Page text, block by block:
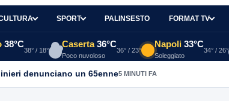
SPORT PALINSESTO FORMAT TV
38°C
38° / 18°
Caserta 36°C
Poco nuvoloso
36° / 23°
Napoli 33°C
Soleggiato
34° / 26°
denunciano un 65enne5 MINUTI FA